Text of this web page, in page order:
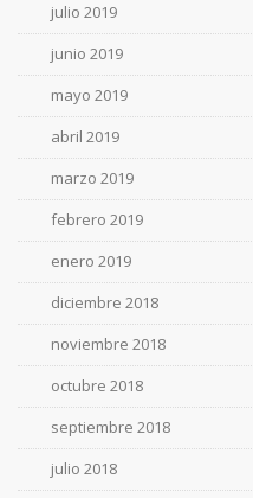
julio 2019
junio 2019
mayo 2019
abril 2019
marzo 2019
febrero 2019
enero 2019
diciembre 2018
noviembre 2018
octubre 2018
septiembre 2018
julio 2018